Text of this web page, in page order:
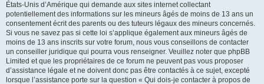
États-Unis d’Amérique qui demande aux sites internet collectant
potentiellement des informations sur les mineurs âgés de moins de 13 ans un
consentement écrit des parents ou des tuteurs légaux des mineurs concernés.
Si vous ne savez pas si cette loi s’applique également aux mineurs âgés de
moins de 13 ans inscrits sur votre forum, nous vous conseillons de contacter
un conseiller juridique qui pourra vous renseigner. Veuillez noter que phpBB
Limited et que les propriétaires de ce forum ne peuvent pas vous proposer
d’assistance légale et ne doivent donc pas être contactés à ce sujet, excepté
lorsque l’assistance porte sur la question « Qui dois-je contacter à propos de